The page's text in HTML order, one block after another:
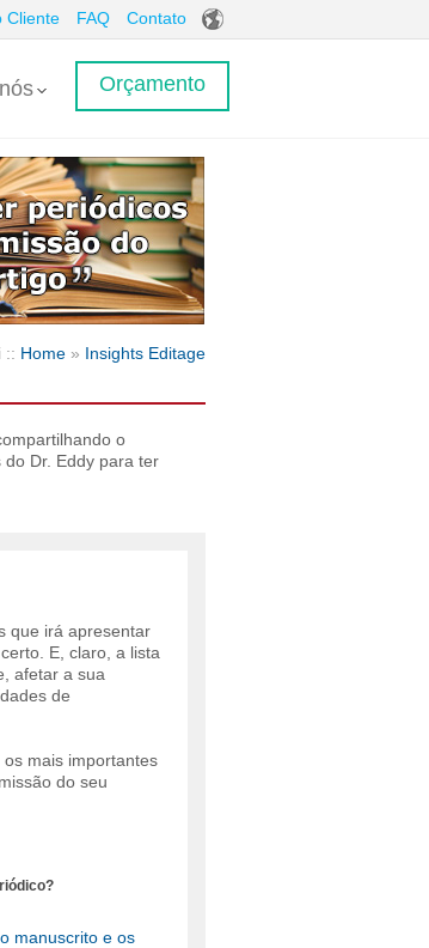
Cliente FAQ Contato
Orçamento
:: Home » Insights Editage
o
Dr. Eddy para ter
que irá apresentar
E, claro, a lista
afetar a sua
de
mais importantes
do seu
manuscrito e os